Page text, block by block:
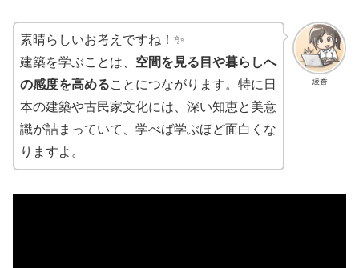
綾香
素晴らしいお考えですね！✨
建築を学ぶことは、 空間を見る目や暮らしへ
の感度を高めることにつながります。特に日
本の建築や古民家文化には、深い知恵と美意
識が詰まっていて、学べば学ぶほど面白くな
りますよ。